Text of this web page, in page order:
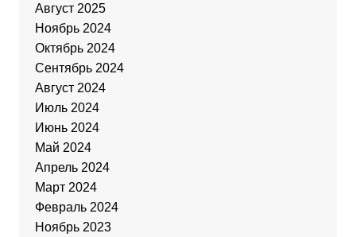
Август 2025
Ноябрь 2024
Октябрь 2024
Сентябрь 2024
Август 2024
Июль 2024
Июнь 2024
Май 2024
Апрель 2024
Март 2024
Февраль 2024
Ноябрь 2023